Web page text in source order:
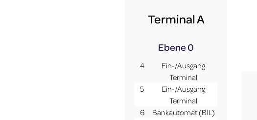
Terminal A
Ebene 0
4
Ein-/Ausgang
Terminal
5
Ein-/Ausgang
Terminal
6
Bankautomat (BIL)